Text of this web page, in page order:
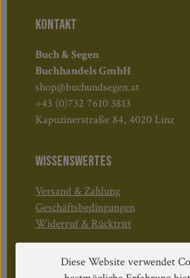
KONTAKT
Buch & Segen
Buchhandels GmbH
shop@buchundsegen.at
+43 (0)732 7610 3813
Kapuzinerstraße 84, 4020 Linz
WISSENSWERTES
Versand & Zahlung
Geschäftsbedingungen
Widerruf & Rücktritt
Öffnungszeiten:
Diese Website verwendet